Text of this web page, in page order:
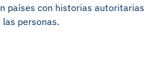
países con historias autoritarias
personas.